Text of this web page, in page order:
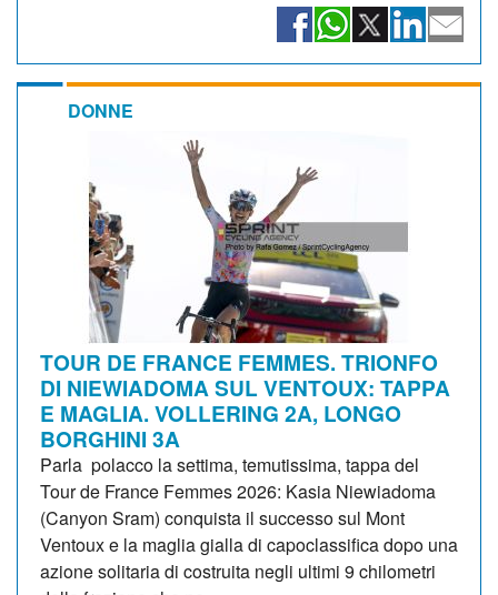
DONNE
TOUR DE FRANCE FEMMES. TRIONFO
DI NIEWIADOMA SUL VENTOUX: TAPPA
E MAGLIA. VOLLERING 2A, LONGO
BORGHINI 3A
Parla polacco la settima, temutissima, tappa del
Tour de France Femmes 2026: Kasia Niewiadoma
(Canyon Sram) conquista il successo sul Mont
Ventoux e la maglia gialla di capoclassifica dopo una
azione solitaria di costruita negli ultimi 9 chilometri